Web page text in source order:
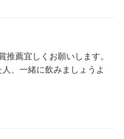
薦宜しくお願いします。
、一緒に飲みましょうよ